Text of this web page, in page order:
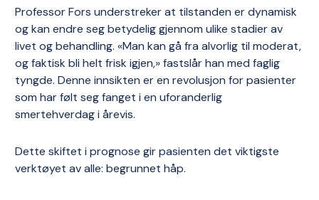
Professor Fors understreker at tilstanden er dynamisk
og kan endre seg betydelig gjennom ulike stadier av
livet og behandling. «Man kan gå fra alvorlig til moderat,
og faktisk bli helt frisk igjen,» fastslår han med faglig
tyngde. Denne innsikten er en revolusjon for pasienter
som har følt seg fanget i en uforanderlig
smertehverdag i årevis.
Dette skiftet i prognose gir pasienten det viktigste
verktøyet av alle: begrunnet håp.